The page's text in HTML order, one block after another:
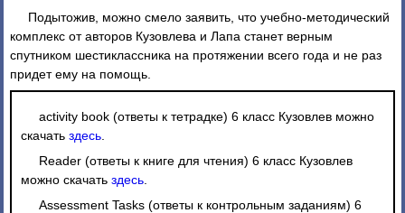
Подытожив, можно смело заявить, что учебно-методический
комплекс от авторов Кузовлева и Лапа станет верным
спутником шестиклассника на протяжении всего года и не раз
придет ему на помощь.
activity book (ответы к тетрадке) 6 класс Кузовлев можно
скачать здесь
Reader (ответы к книге для чтения) 6 класс Кузовлев
можно скачать здесь
Assessment Tasks (ответы к контрольным заданиям) 6